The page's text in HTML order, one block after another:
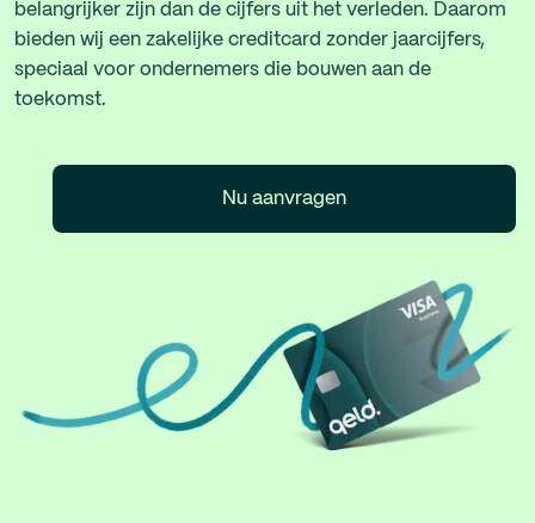
belangrijker zijn dan de cijfers uit het verleden. Daarom
bieden wij een zakelijke creditcard zonder jaarcijfers,
speciaal voor ondernemers die bouwen aan de
toekomst.
Nu aanvragen